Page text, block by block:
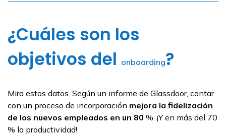
¿Cuáles son los
objetivos del onboarding?
Mira estos datos. Según un informe de Glassdoor, contar
con un proceso de incorporación mejora la fidelización
de los nuevos empleados en un 80 %. ¡Y en más del 70
% la productividad!